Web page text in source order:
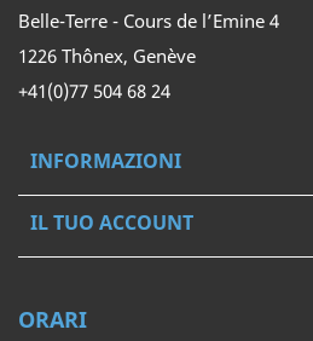
Belle-Terre - Cours de l’Emine 4
1226 Thônex, Genève
+41(0)77 504 68 24
INFORMAZIONI
IL TUO ACCOUNT
ORARI